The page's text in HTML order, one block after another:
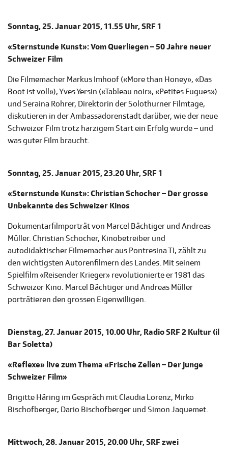
Sonntag, 25. Januar 2015, 11.55 Uhr, SRF 1
«Sternstunde Kunst»: Vom Querliegen – 50 Jahre neuer
Schweizer Film
Die Filmemacher Markus Imhoof («More than Honey», «Das
Boot ist voll»), Yves Yersin («Tableau noir», «Petites Fugues»)
und Seraina Rohrer, Direktorin der Solothurner Filmtage,
diskutieren in der Ambassadorenstadt darüber, wie der neue
Schweizer Film trotz harzigem Start ein Erfolg wurde – und
was guter Film braucht.
Sonntag, 25. Januar 2015, 23.20 Uhr, SRF 1
«Sternstunde Kunst»: Christian Schocher – Der grosse
Unbekannte des Schweizer Kinos
Dokumentarfilmporträt von Marcel Bächtiger und Andreas
Müller. Christian Schocher, Kinobetreiber und
autodidaktischer Filmemacher aus Pontresina TI, zählt zu
den wichtigsten Autorenfilmern des Landes. Mit seinem
Spielfilm «Reisender Krieger» revolutionierte er 1981 das
Schweizer Kino. Marcel Bächtiger und Andreas Müller
porträtieren den grossen Eigenwilligen.
Dienstag, 27. Januar 2015, 10.00 Uhr, Radio SRF 2 Kultur (il
Bar Soletta)
«Reflexe» live zum Thema «Frische Zellen – Der junge
Schweizer Film»
Brigitte Häring im Gespräch mit Claudia Lorenz, Mirko
Bischofberger, Dario Bischofberger und Simon Jaquemet.
Mittwoch, 28. Januar 2015, 20.00 Uhr, SRF zwei